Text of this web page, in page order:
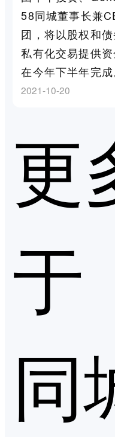
58同城董事长兼
团，将以股权和
私有化交易提供
在今年下半年完成
2021-10-20
更
于
同